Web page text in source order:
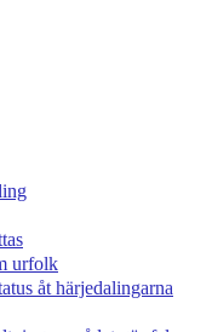
urfolk
åt härjedalingarna